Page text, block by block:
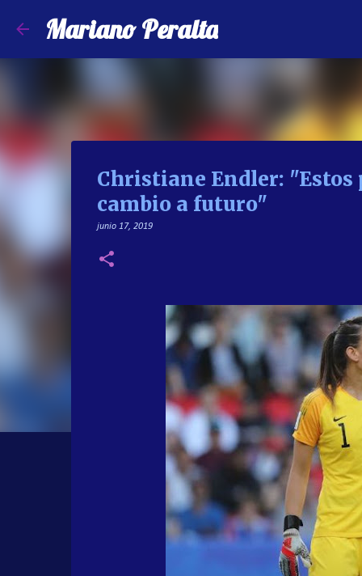
Mariano Peralta
Christiane Endler: "Estos
cambio a futuro"
junio 17, 2019